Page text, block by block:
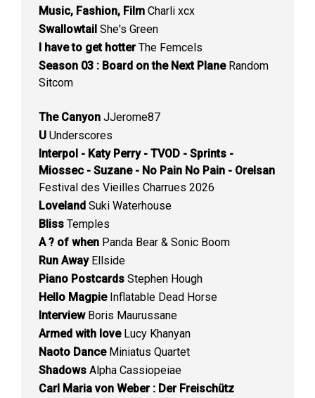
Music, Fashion, Film Charli xcx
Swallowtail She's Green
I have to get hotterThe Femcels
Season 03 : Board on the Next PlaneRandom
Sitcom
The Canyon JJerome87
U Underscores
Interpol - Katy Perry - TVOD - Sprints -
Miossec - Suzane - No Pain No Pain - Orelsan
Festival des Vieilles Charrues 2026
Loveland Suki Waterhouse
Bliss Temples
A ? of when Panda Bear & Sonic Boom
Run AwayEllside
Piano Postcards Stephen Hough
Hello MagpieInflatable Dead Horse
InterviewBoris Maurussane
Armed with loveLucy Khanyan
Naoto DanceMiniatus Quartet
Shadows Alpha Cassiopeiae
Carl Maria von Weber : Der Freischütz